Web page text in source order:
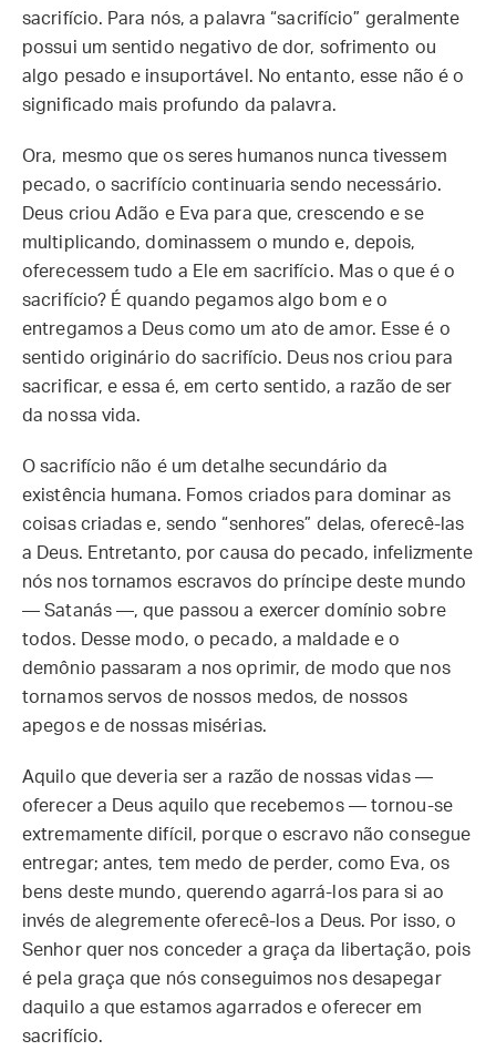
sacrifício. Para nós, a palavra “sacrifício” geralmente
possui um sentido negativo de dor, sofrimento ou
algo pesado e insuportável. No entanto, esse não é o
significado mais profundo da palavra.
Ora, mesmo que os seres humanos nunca tivessem
pecado, o sacrifício continuaria sendo necessário.
Deus criou Adão e Eva para que, crescendo e se
multiplicando, dominassem o mundo e, depois,
oferecessem tudo a Ele em sacrifício. Mas o que é o
sacrifício? É quando pegamos algo bom e o
entregamos a Deus como um ato de amor. Esse é o
sentido originário do sacrifício. Deus nos criou para
sacrificar, e essa é, em certo sentido, a razão de ser
da nossa vida.
O sacrifício não é um detalhe secundário da
existência humana. Fomos criados para dominar as
coisas criadas e, sendo “senhores” delas, oferecê-las
a Deus. Entretanto, por causa do pecado, infelizmente
nós nos tornamos escravos do príncipe deste mundo
— Satanás —, que passou a exercer domínio sobre
todos. Desse modo, o pecado, a maldade e o
demônio passaram a nos oprimir, de modo que nos
tornamos servos de nossos medos, de nossos
apegos e de nossas misérias.
Aquilo que deveria ser a razão de nossas vidas —
oferecer a Deus aquilo que recebemos — tornou-se
extremamente difícil, porque o escravo não consegue
entregar; antes, tem medo de perder, como Eva, os
bens deste mundo, querendo agarrá-los para si ao
invés de alegremente oferecê-los a Deus. Por isso, o
Senhor quer nos conceder a graça da libertação, pois
é pela graça que nós conseguimos nos desapegar
daquilo a que estamos agarrados e oferecer em
sacrifício.